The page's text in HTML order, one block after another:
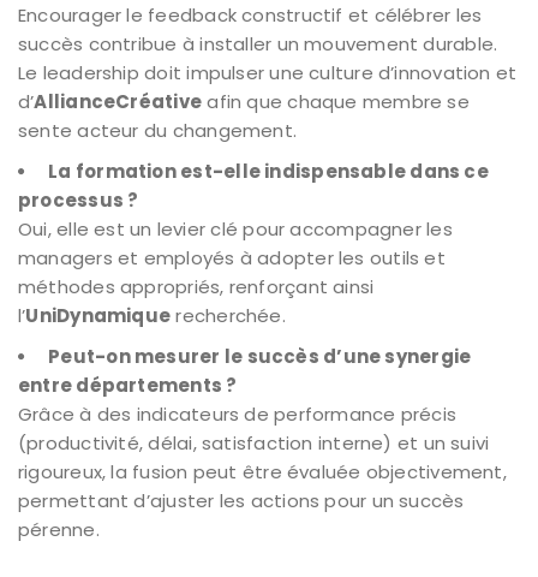
Encourager le feedback constructif et célébrer les
succès contribue à installer un mouvement durable.
Le leadership doit impulser une culture d’innovation et
d’AllianceCréativeafin que chaque membre se
sente acteur du changement.
La formation est-elle indispensable dans ce
processus ?
Oui, elle est un levier clé pour accompagner les
managers et employés à adopter les outils et
méthodes appropriés, renforçant ainsi
l’UniDynamiquerecherchée.
Peut-on mesurer le succès d’une synergie
entre départements ?
Grâce à des indicateurs de performance précis
(productivité, délai, satisfaction interne) et un suivi
rigoureux, la fusion peut être évaluée objectivement,
permettant d’ajuster les actions pour un succès
pérenne.